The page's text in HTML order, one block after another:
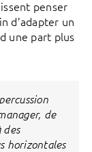
penser
d’adapter un
une part plus
de
des
horizontales